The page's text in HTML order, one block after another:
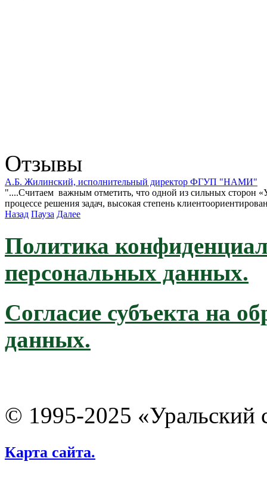
Отзывы
А.Б. Жилинский, исполнительный директор ФГУП "НАМИ"
"....Считаем важным отметить, что одной из сильных сторон
процессе решения задач, высокая степень
Назад Пауза Далее
Политика
персональных данных.
Согласие субъекта на
данных.
© 1995-2025 «Уральский
Карта сайта.